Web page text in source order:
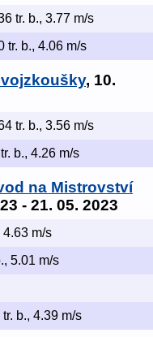
tr. b., 3.77 m/s
tr. b., 4.06 m/s
, 10.
tr. b., 3.56 m/s
b., 4.26 m/s
na Mistrovství
- 21. 05. 2023
4.63 m/s
5.01 m/s
b., 4.39 m/s